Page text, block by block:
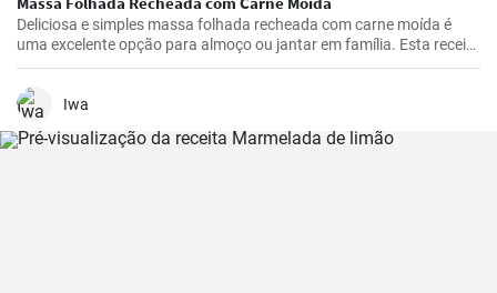
Deliciosa e simples massa folhada recheada com carne moída é
uma excelente opção para almoço ou jantar em família. Esta receita
é simples e rápida de preparar.
Iwa